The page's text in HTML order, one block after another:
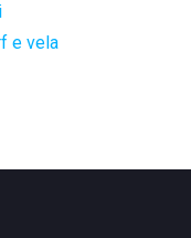
e vela